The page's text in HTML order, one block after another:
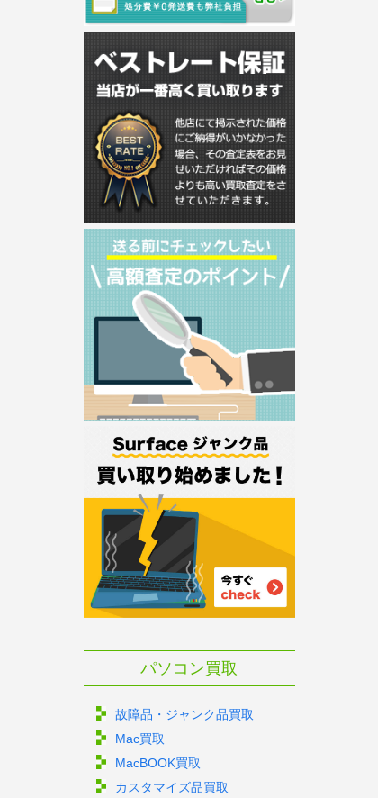
パソコン買取
故障品・ジャンク品買取
Mac買取
MacBOOK買取
カスタマイズ品買取